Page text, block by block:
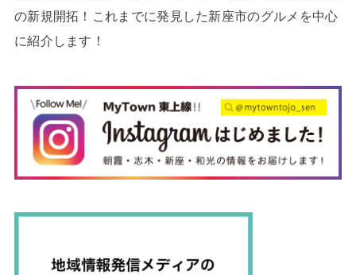
の新規開拓！これまでに発見した新座市のグルメを中心
に紹介します！